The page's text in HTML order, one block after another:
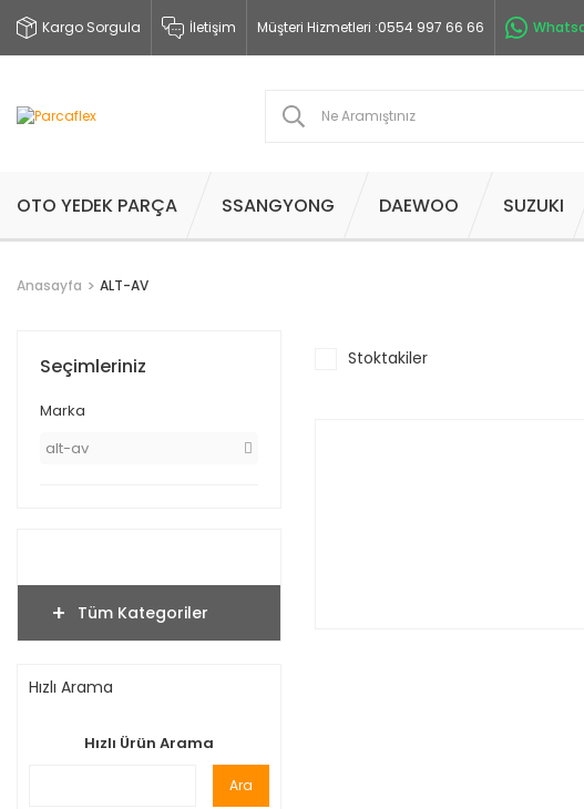
Kargo Sorgula İletişim Müşteri Hizmetleri :0554 997 66 66
OTO YEDEK PARÇA SSANGYONG DAEWOO SUZUKI
Anasayfa ALT-AV
Seçimleriniz
Marka
alt-av
Tüm Kategoriler
Hızlı Arama
Hızlı Ürün Arama
Ara
Stoktakiler